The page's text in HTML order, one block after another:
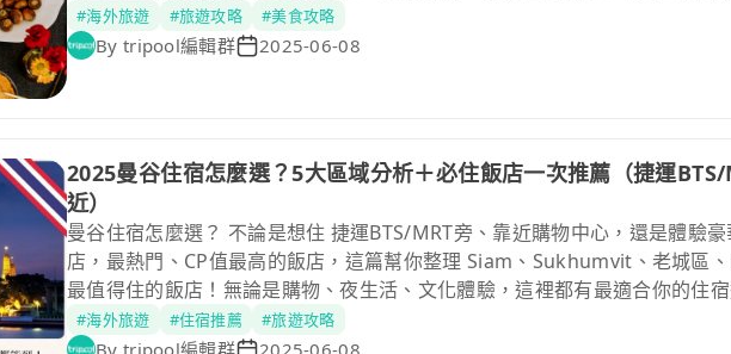
主要集中在 暹羅（Siam）、水門市場（Pratunam）、中國城（Yaowarat）
（Sukhumvit）、拉差達（Ratchada） 等地，搭乘 BTS或MRT 就能輕鬆攻略
#海外旅遊 #旅遊攻略 #美食攻略
By tripool編輯群 2025-06-08
2025曼谷住宿怎麼選？5大區域分析＋必住飯店一次推薦（捷運
近）
曼谷住宿怎麼選？ 不論是想住 捷運BTS/MRT旁、靠近購物中心，還是體驗
店，最熱門、CP值最高的飯店，這篇幫你整理 Siam、Sukhumvit、老城區
最值得住的飯店！無論是購物、夜生活、文化體驗，這裡都有最適合你的住
看詳細推薦～
#海外旅遊 #住宿推薦 #旅遊攻略
By tripool編輯群 2025-06-08